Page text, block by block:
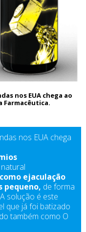
nos EUA chega ao
Farmacêutica.
nos EUA chega
ejaculação
pequeno, de forma
solução é este
que já foi batizado
também como O